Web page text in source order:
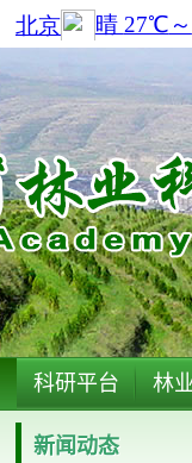
科研平台 林
新闻动态